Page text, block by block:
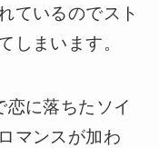
ているのでスト
しまいます。
に落ちたソイ
マンスが加わ